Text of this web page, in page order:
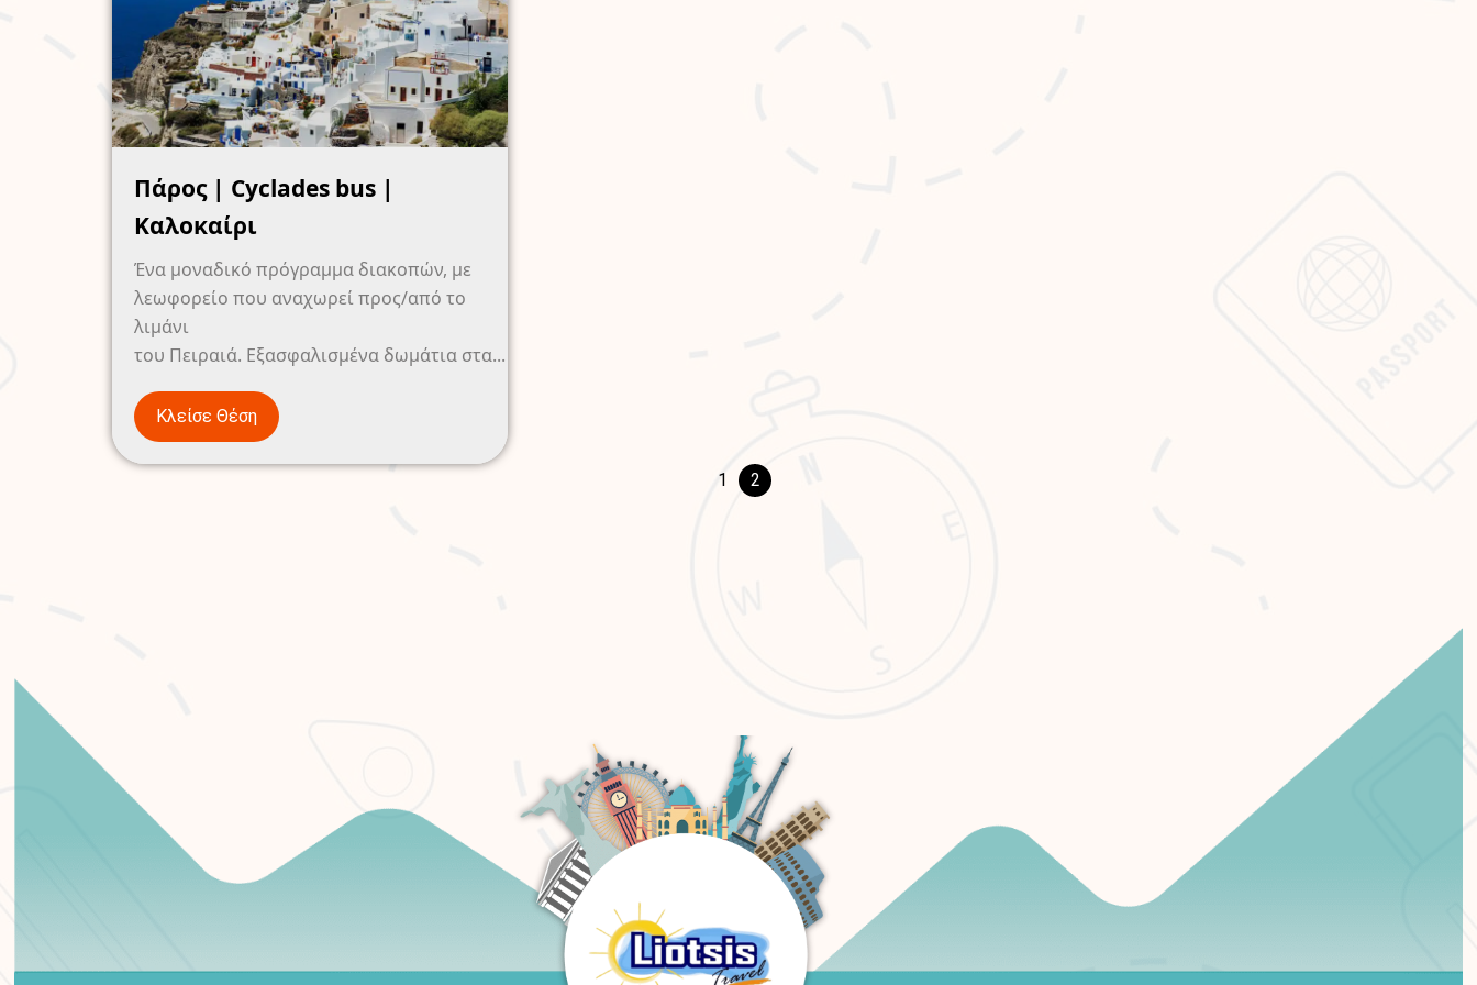
Πάρος | Cyclades bus |
Καλοκαίρι
Ένα μοναδικό πρόγραμμα διακοπών, με
λεωφορείο που αναχωρεί προς/από το
λιμάνι
του Πειραιά. Εξασφαλισμένα δωμάτια στα...
Κλείσε Θέση
1 2